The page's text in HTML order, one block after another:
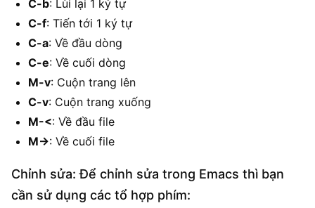
C-b: Lùi lại 1 ký tự
C-f: Tiến tới 1 ký tự
C-a: Về đầu dòng
C-e: Về cuối dòng
M-v: Cuộn trang lên
C-v: Cuộn trang xuống
M-<: Về đầu file
M->: Về cuối file
Chỉnh sửa: Để chỉnh sửa trong Emacs thì bạn
cần sử dụng các tổ hợp phím: